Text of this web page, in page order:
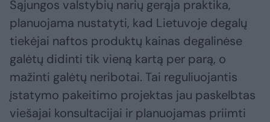
Sąjungos valstybių narių gerąja praktika,
planuojama nustatyti, kad Lietuvoje degalų
tiekėjai naftos produktų kainas degalinėse
galėtų didinti tik vieną kartą per parą, o
mažinti galėtų neribotai. Tai reguliuojantis
įstatymo pakeitimo projektas jau paskelbtas
viešajai konsultacijai ir planuojamas priimti